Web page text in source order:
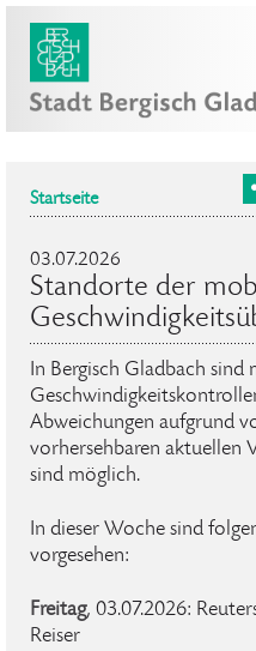
Startseite
03.07.2026
Standorte der
In Bergisch Gladbach sind
Abweichungen aufgrund
vorhersehbaren aktuellen
sind möglich.
In dieser Woche sind
vorgesehen:
Freitag, 03.07.2026:
Reiser